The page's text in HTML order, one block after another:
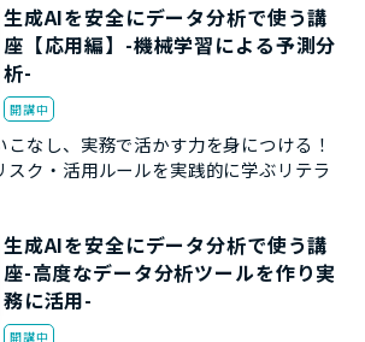
生成AIを安全にデータ分析で使う講
座【応用編】-機械学習による予測分
析-
開講中
なし、実務で活かす力を身につける！
ク・活用ルールを実践的に学ぶリテラ
生成AIを安全にデータ分析で使う講
座-高度なデータ分析ツールを作り実
務に活用-
開講中